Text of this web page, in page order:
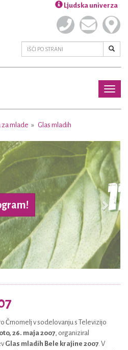
Ljudska univerza
za mlade
Glas mladih
Next
Črnomelj v sodelovanju s Televizijo
26. maja 2007, organiziral
Glas mladih Bele krajine 2007. V